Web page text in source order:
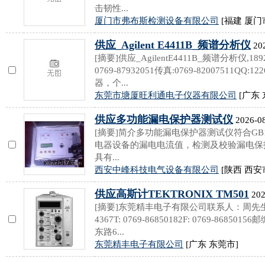
击韧性...
厦门市弗布斯检测设备有限公司 [福建 厦门
供应_Agilent E4411B_频谱分析仪
[摘要]供应_AgilentE4411B_频谱分析仪
0769-87932051传真:0769-
器，个...
东莞市塘厦旺利通电子仪器有限公司 [广东
供应多功能漏电保护器测试仪 2026-
[摘要]简介多功能漏电保护器测试仪符合
电器设备的漏电电流值，检测及校验漏电
具有...
西安中峰科技电气设备有限公司 [陕西 西安
供应高斯计TEKTRONIX TM501
[摘要]东莞精丰电子有限公司联系人：周先
4367T: 0769-86850182F: 0769-86850156
东路6...
东莞精丰电子有限公司 [广东 东莞市]